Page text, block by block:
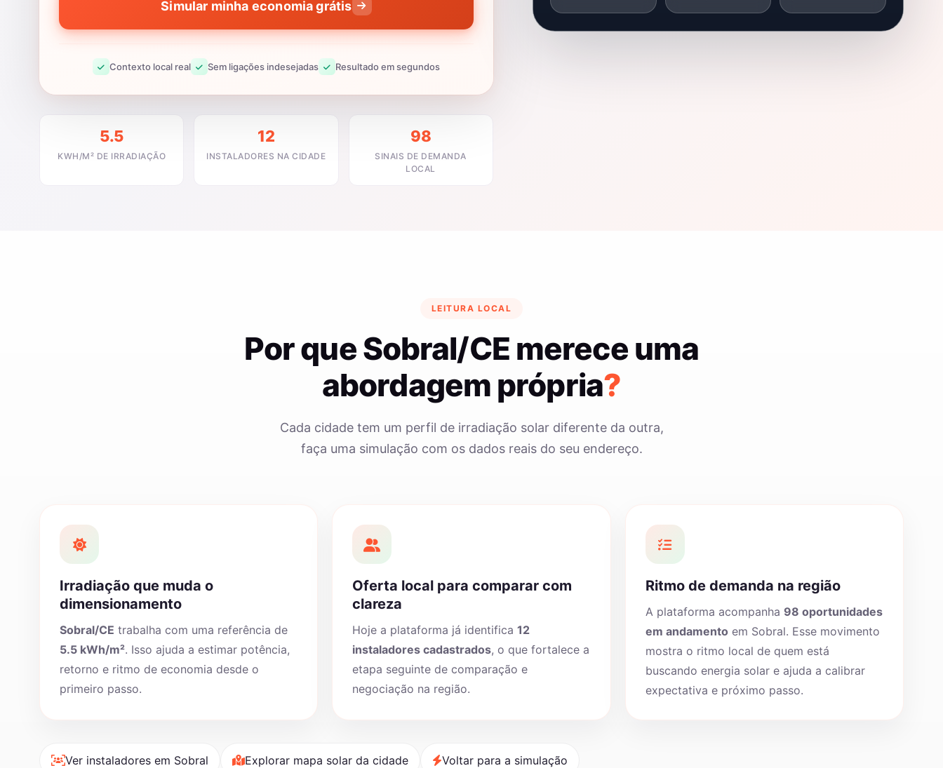
Simular minha economia grátis
Contexto local real Sem ligações indesejadas Resultado em segundos
5.5
KWH/M² DE IRRADIAÇÃO
12
INSTALADORES NA CIDADE
98
SINAIS DE DEMANDA
LOCAL
LEITURA LOCAL
Por que Sobral/CE merece uma
abordagem própria?
Cada cidade tem um perfil de irradiação solar diferente da outra,
faça uma simulação com os dados reais do seu endereço.
Irradiação que muda o
dimensionamento
Sobral/CE trabalha com uma referência de
5.5 kWh/m². Isso ajuda a estimar potência,
retorno e ritmo de economia desde o
primeiro passo.
Oferta local para comparar com
clareza
Hoje a plataforma já identifica12
instaladores cadastrados, o que fortalece a
etapa seguinte de comparação e
negociação na região.
Ritmo de demanda na região
A plataforma acompanha 98 oportunidades
em andamento em Sobral. Esse movimento
mostra o ritmo local de quem está
buscando energia solar e ajuda a calibrar
expectativa e próximo passo.
Ver instaladores em Sobral Explorar mapa solar da cidade Voltar para a simulação